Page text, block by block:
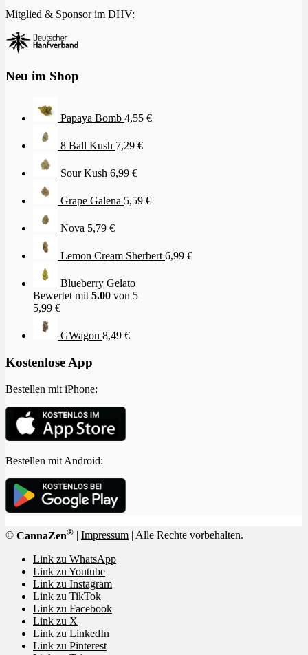
Mitglied & Sponsor im DHV:
Neu im Shop
Papaya Bomb 4,55 €
8 Ball Kush 7,29 €
Sour Kush 6,99 €
Grape Galena 5,59 €
Nova 5,79 €
Lemon Cream Sherbert 6,99 €
Blueberry Gelato
Bewertet mit 5.00 von 5
5,99 €
GWagon 8,49 €
Kostenlose App
Bestellen mit iPhone:
Bestellen mit Android:
© CannaZen® Impressum | Alle Rechte vorbehalten.
Link zu WhatsApp
Link zu Youtube
Link zu Instagram
Link zu TikTok
Link zu Facebook
Link zu X
Link zu LinkedIn
Link zu Pinterest